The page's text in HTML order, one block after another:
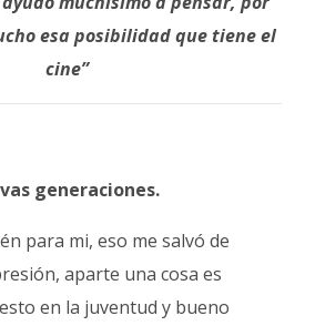
esa posibilidad que tiene el
cine”
generaciones.
para mi, eso me salvó de
aparte una cosa es
en la juventud y bueno